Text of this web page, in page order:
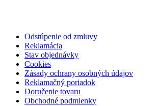
Odstúpenie od zmluvy
Reklamácia
Stav objednávky
Cookies
Zásady ochrany osobných údajov
Reklamačný poriadok
Doručenie tovaru
Obchodné podmienky